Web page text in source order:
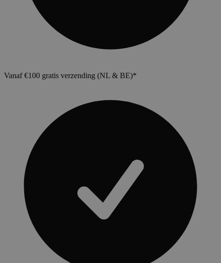
Vanaf €100 gratis verzending (NL & BE)*